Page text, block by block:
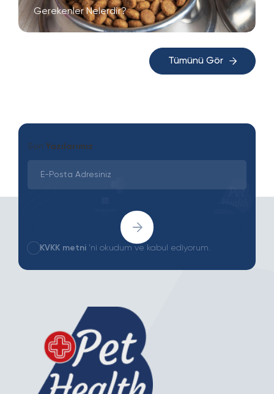
Gerekenler Nelerdir?
Tümünü Gör
Son Yazılarımız
KVKK metni 'ni okudum ve kabul ediyorum.